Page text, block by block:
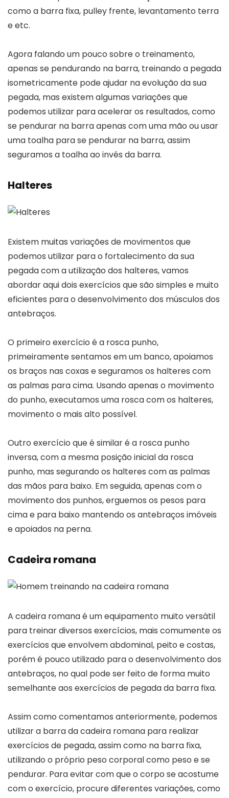
como a barra fixa, pulley frente, levantamento terra
e etc.
Agora falando um pouco sobre o treinamento,
apenas se pendurando na barra, treinando a pegada
isometricamente pode ajudar na evolução da sua
pegada, mas existem algumas variações que
podemos utilizar para acelerar os resultados, como
se pendurar na barra apenas com uma mão ou usar
uma toalha para se pendurar na barra, assim
seguramos a toalha ao invés da barra.
Halteres
Existem muitas variações de movimentos que
podemos utilizar para o fortalecimento da sua
pegada com a utilização dos halteres, vamos
abordar aqui dois exercícios que são simples e muito
eficientes para o desenvolvimento dos músculos dos
antebraços.
O primeiro exercício é a rosca punho,
primeiramente sentamos em um banco, apoiamos
os braços nas coxas e seguramos os halteres com
as palmas para cima. Usando apenas o movimento
do punho, executamos uma rosca com os halteres,
movimento o mais alto possível.
Outro exercício que é similar é a rosca punho
inversa, com a mesma posição inicial da rosca
punho, mas segurando os halteres com as palmas
das mãos para baixo. Em seguida, apenas com o
movimento dos punhos, erguemos os pesos para
cima e para baixo mantendo os antebraços imóveis
e apoiados na perna.
Cadeira romana
A cadeira romana é um equipamento muito versátil
para treinar diversos exercícios, mais comumente os
exercícios que envolvem abdominal, peito e costas,
porém é pouco utilizado para o desenvolvimento dos
antebraços, no qual pode ser feito de forma muito
semelhante aos exercícios de pegada da barra fixa.
Assim como comentamos anteriormente, podemos
utilizar a barra da cadeira romana para realizar
exercícios de pegada, assim como na barra fixa,
utilizando o próprio peso corporal como peso e se
pendurar. Para evitar com que o corpo se acostume
com o exercício, procure diferentes variações, como